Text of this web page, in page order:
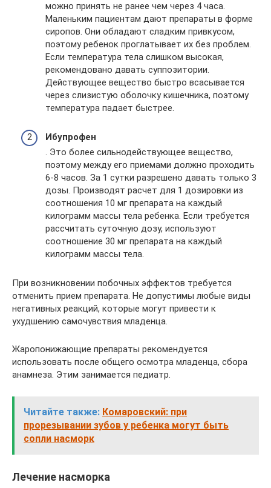
можно принять не ранее чем через 4 часа.
Маленьким пациентам дают препараты в форме
сиропов. Они обладают сладким привкусом,
поэтому ребенок проглатывает их без проблем.
Если температура тела слишком высокая,
рекомендовано давать суппозитории.
Действующее вещество быстро всасывается
через слизистую оболочку кишечника, поэтому
температура падает быстрее.
Ибупрофен
. Это более сильнодействующее вещество,
поэтому между его приемами должно проходить
6-8 часов. За 1 сутки разрешено давать только 3
дозы. Производят расчет для 1 дозировки из
соотношения 10 мг препарата на каждый
килограмм массы тела ребенка. Если требуется
рассчитать суточную дозу, используют
соотношение 30 мг препарата на каждый
килограмм массы тела.
При возникновении побочных эффектов требуется
отменить прием препарата. Не допустимы любые виды
негативных реакций, которые могут привести к
ухудшению самочувствия младенца.
Жаропонижающие препараты рекомендуется
использовать после общего осмотра младенца, сбора
анамнеза. Этим занимается педиатр.
Читайте также: Комаровский: при
прорезывании зубов у ребенка могут быть
сопли насморк
Лечение насморка